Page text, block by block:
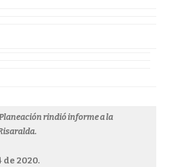
rindió informe a la
2020.